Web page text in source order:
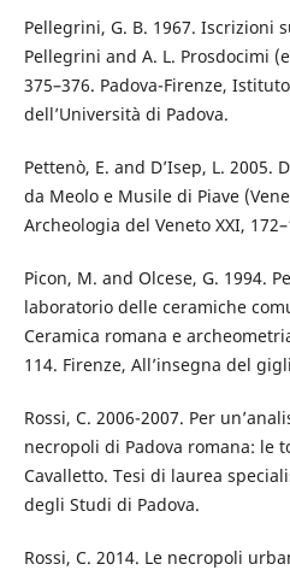
Pellegrini, G. B. 1967. Iscrizioni
Pellegrini and A. L. Prosdocimi
375–376. Padova-Firenze,
dell’Università di Padova.
Pettenò, E. and D’Isep, L.
da Meolo e Musile di Piave
Archeologia del Veneto XXI,
Picon, M. and Olcese, G. 1994.
laboratorio delle ceramiche
Ceramica romana e
114. Firenze, All’insegna del
Rossi, C. 2006-2007. Per
necropoli di Padova romana: le
Cavalletto. Tesi di laurea
degli Studi di Padova.
Rossi, C. 2014. Le necropoli